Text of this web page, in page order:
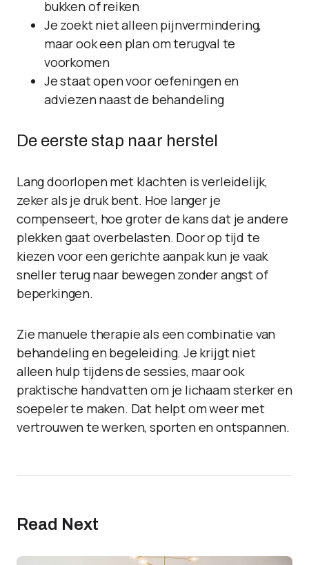
bukken of reiken
Je zoekt niet alleen pijnvermindering,
maar ook een plan om terugval te
voorkomen
Je staat open voor oefeningen en
adviezen naast de behandeling
De eerste stap naar herstel
Lang doorlopen met klachten is verleidelijk,
zeker als je druk bent. Hoe langer je
compenseert, hoe groter de kans dat je andere
plekken gaat overbelasten. Door op tijd te
kiezen voor een gerichte aanpak kun je vaak
sneller terug naar bewegen zonder angst of
beperkingen.
Zie manuele therapie als een combinatie van
behandeling en begeleiding. Je krijgt niet
alleen hulp tijdens de sessies, maar ook
praktische handvatten om je lichaam sterker en
soepeler te maken. Dat helpt om weer met
vertrouwen te werken, sporten en ontspannen.
Read Next